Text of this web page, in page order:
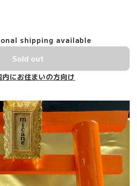
shipping available
Sold out
内にお住まいの方向け